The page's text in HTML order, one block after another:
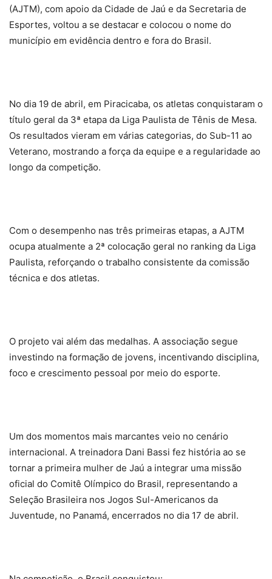
(AJTM), com apoio da Cidade de Jaú e da Secretaria de
Esportes, voltou a se destacar e colocou o nome do
município em evidência dentro e fora do Brasil.
No dia 19 de abril, em Piracicaba, os atletas conquistaram o
título geral da 3ª etapa da Liga Paulista de Tênis de Mesa.
Os resultados vieram em várias categorias, do Sub-11 ao
Veterano, mostrando a força da equipe e a regularidade ao
longo da competição.
Com o desempenho nas três primeiras etapas, a AJTM
ocupa atualmente a 2ª colocação geral no ranking da Liga
Paulista, reforçando o trabalho consistente da comissão
técnica e dos atletas.
O projeto vai além das medalhas. A associação segue
investindo na formação de jovens, incentivando disciplina,
foco e crescimento pessoal por meio do esporte.
Um dos momentos mais marcantes veio no cenário
internacional. A treinadora Dani Bassi fez história ao se
tornar a primeira mulher de Jaú a integrar uma missão
oficial do Comitê Olímpico do Brasil, representando a
Seleção Brasileira nos Jogos Sul-Americanos da
Juventude, no Panamá, encerrados no dia 17 de abril.